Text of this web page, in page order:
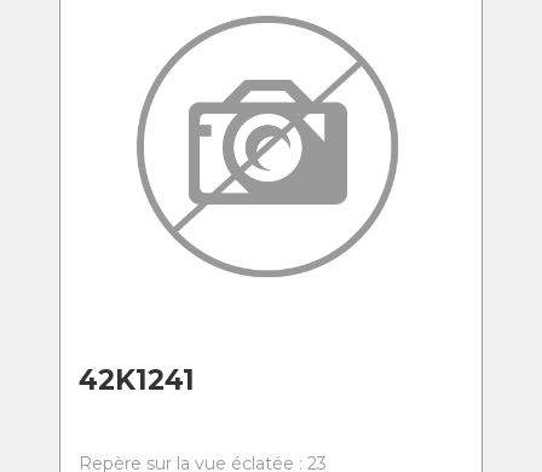
42K1241
Repère sur la vue éclatée : 23